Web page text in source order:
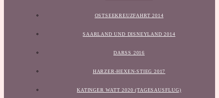
OSTSEEKREUZFAHRT 2014
SAARLAND UND DISNEYLAND 2014
DARSS 2016
HARZER-HEXEN-STIEG 2017
KATINGER WATT 2020 (TAGESAUSFLUG)